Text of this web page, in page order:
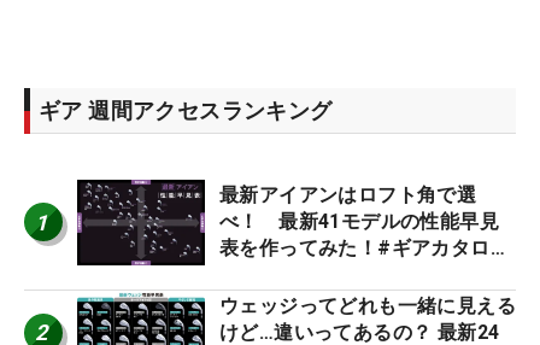
ギア 週間アクセスランキング
1
最新アイアンはロフト角で選
べ！ 最新41モデルの性能早見
表を作ってみた！#ギアカタログ
2
ウェッジってどれも一緒に見える
けど…違いってあるの？ 最新24